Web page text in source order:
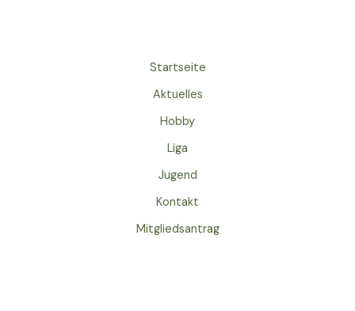
Startseite
Aktuelles
Hobby
Liga
Jugend
Kontakt
Mitgliedsantrag